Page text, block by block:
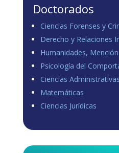
Load
Doctorados
Ciencias Forenses y
Derecho y Relaciones
Humanidades,
Psicología del
Ciencias Administrativas
Matemáticas
Ciencias Jurídicas